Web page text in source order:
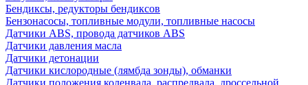
Бендиксы, редукторы бендиксов
Бензонасосы, топливные модули, топливные насосы
Датчики ABS, провода датчиков ABS
Датчики давления масла
Датчики детонации
Датчики кислородные (лямбда зонды), обманки
Датчики положения коленвала, распредвала, дроссельной